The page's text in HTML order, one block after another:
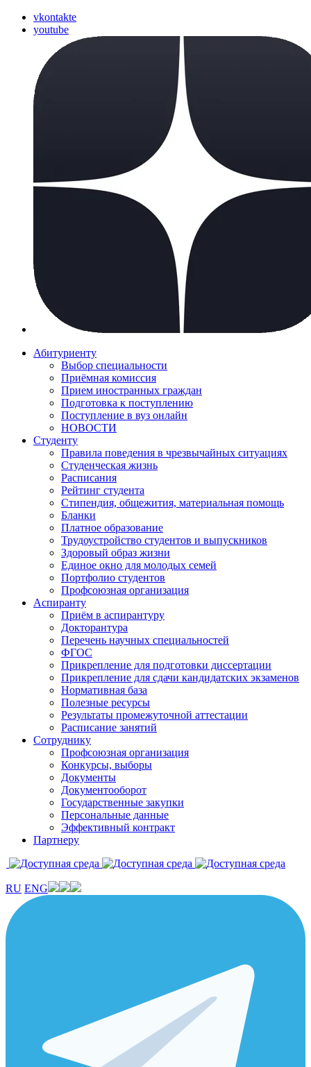
vkontakte
youtube
Абитуриенту
Выбор специальности
Приёмная комиссия
Прием иностранных граждан
Подготовка к поступлению
Поступление в вуз онлайн
НОВОСТИ
Студенту
Правила поведения в чрезвычайных ситуациях
Студенческая жизнь
Расписания
Рейтинг студента
Стипендия, общежития, материальная помощь
Бланки
Платное образование
Трудоустройство студентов и выпускников
Здоровый образ жизни
Единое окно для молодых семей
Портфолио студентов
Профсоюзная организация
Аспиранту
Приём в аспирантуру
Докторантура
Перечень научных специальностей
ФГОС
Прикрепление для подготовки диссертации
Прикрепление для сдачи кандидатских экзаменов
Нормативная база
Полезные ресурсы
Результаты промежуточной аттестации
Расписание занятий
Сотруднику
Профсоюзная организация
Конкурсы, выборы
Документы
Документооборот
Государственные закупки
Персональные данные
Эффективный контракт
Партнеру
RU ENG